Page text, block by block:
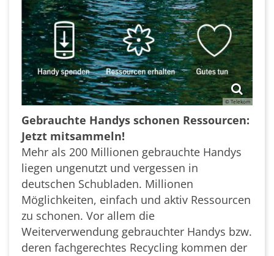
© Telekom
Gebrauchte Handys schonen Ressourcen:
Jetzt mitsammeln!
Mehr als 200 Millionen gebrauchte Handys
liegen ungenutzt und vergessen in
deutschen Schubladen. Millionen
Möglichkeiten, einfach und aktiv Ressourcen
zu schonen. Vor allem die
Weiterverwendung gebrauchter Handys bzw.
deren fachgerechtes Recycling kommen der